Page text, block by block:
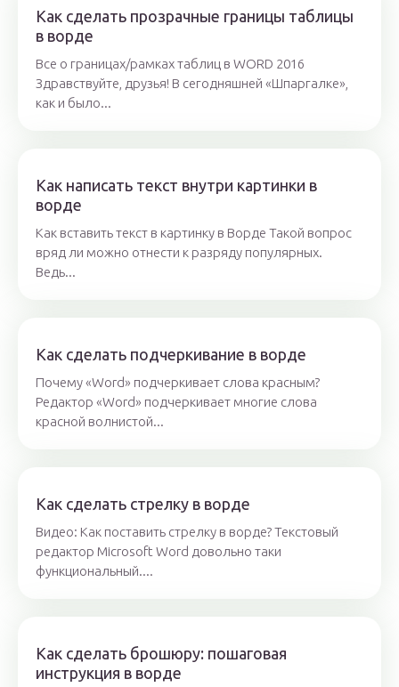
Как сделать прозрачные границы таблицы
в ворде
Все о границах/рамках таблиц в WORD 2016
Здравствуйте, друзья! В сегодняшней «Шпаргалке»,
как и было...
Как написать текст внутри картинки в
ворде
Как вставить текст в картинку в Ворде Такой вопрос
вряд ли можно отнести к разряду популярных.
Ведь...
Как сделать подчеркивание в ворде
Почему «Word» подчеркивает слова красным?
Редактор «Word» подчеркивает многие слова
красной волнистой...
Как сделать стрелку в ворде
Видео: Как поставить стрелку в ворде? Текстовый
редактор Microsoft Word довольно таки
функциональный....
Как сделать брошюру: пошаговая
инструкция в ворде